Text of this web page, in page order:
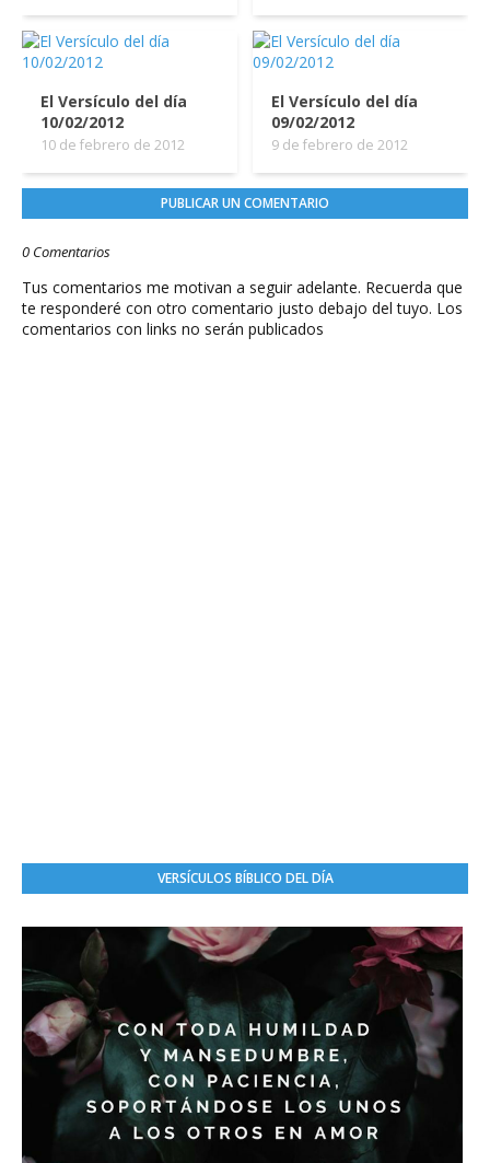
El Versículo del día
10/02/2012
10 de febrero de 2012
El Versículo del día
09/02/2012
9 de febrero de 2012
PUBLICAR UN COMENTARIO
0 Comentarios
Tus comentarios me motivan a seguir adelante. Recuerda que
te responderé con otro comentario justo debajo del tuyo. Los
comentarios con links no serán publicados
VERSÍCULOS BÍBLICO DEL DÍA